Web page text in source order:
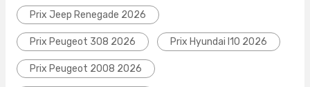
Prix Jeep Renegade 2026
Prix Peugeot 308 2026 Prix Hyundai I10 2026
Prix Peugeot 2008 2026